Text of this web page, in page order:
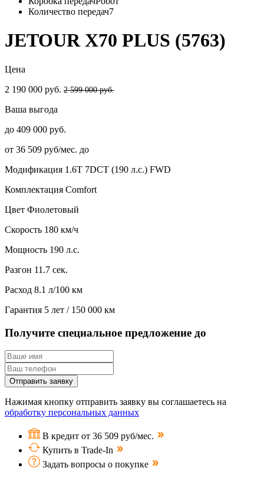
Количество передач7
JETOUR X70 PLUS (5763)
Цена
2 190 000 руб. 2 599 000 руб.
Ваша выгода
до 409 000 руб.
от 36 509 руб/мес. до
Модификация 1.6T 7DCT (190 л.с.) FWD
Комплектация Comfort
Цвет Фиолетовый
Скорость 180 км/ч
Мощность 190 л.с.
Разгон 11.7 сек.
Расход 8.1 л/100 км
Гарантия 5 лет / 150 000 км
Получите специальное предложение до
Отправить заявку
Нажимая кнопку отправить заявку вы соглашаетесь на
обработку персональных данных
В кредит от 36 509 руб/мес.
Купить в Trade-In
Задать вопросы о покупке